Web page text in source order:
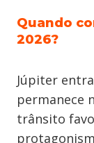
Quando
2026?
Júpiter
permanece
trânsito